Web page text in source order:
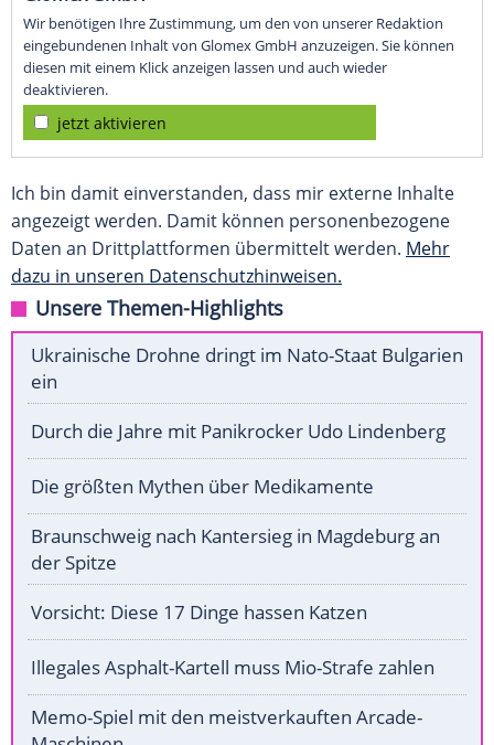
Wir benötigen Ihre Zustimmung, um den von unserer Redaktion
eingebundenen Inhalt von Glomex GmbH anzuzeigen. Sie können
diesen mit einem Klick anzeigen lassen und auch wieder
deaktivieren.
jetzt aktivieren
Ich bin damit einverstanden, dass mir externe Inhalte
angezeigt werden. Damit können personenbezogene
Daten an Drittplattformen übermittelt werden. Mehr
dazu in unseren Datenschutzhinweisen.
Unsere Themen-Highlights
Ukrainische Drohne dringt im Nato-Staat Bulgarien
ein
Durch die Jahre mit Panikrocker Udo Lindenberg
Die größten Mythen über Medikamente
Braunschweig nach Kantersieg in Magdeburg an
der Spitze
Vorsicht: Diese 17 Dinge hassen Katzen
Illegales Asphalt-Kartell muss Mio-Strafe zahlen
Memo-Spiel mit den meistverkauften Arcade-